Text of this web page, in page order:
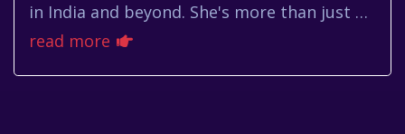
in India and beyond. She's more than just a
Bollywood actress; she's a symbol of
read more